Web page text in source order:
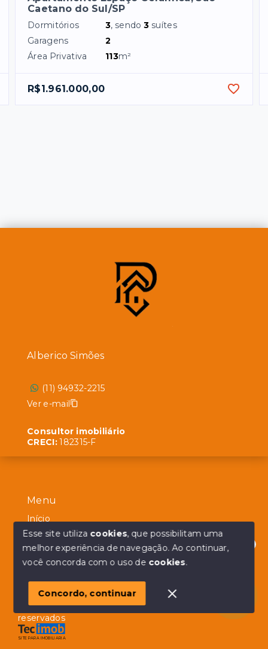
Caetano do Sul/SP
Dormitórios 3, sendo3 suítes
Garagens
2
Área Privativa
113m²
R$1.961.000,00
Olá! em posso ajudar?
Menu
Início
Sobre
Contato
© Copyright 2026 - Alberico Simões - Todos os direitos
reservados
SITE PARA IMOBILIARIA
Alberico Simões
(11) 94932-2215
Ver e-mail
Consultor imobiliário
CRECI:182315-F
Esse site utiliza cookies, que possibilitam uma
melhor experiência de navegação.Ao continuar,
você concorda com o uso de cookies.
Concordo, continuar